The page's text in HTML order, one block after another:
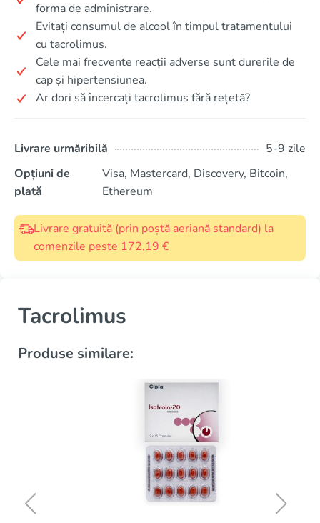
forma de administrare.
Evitați consumul de alcool în timpul tratamentului
cu tacrolimus.
Cele mai frecvente reacții adverse sunt durerile de
cap și hipertensiunea.
Ar dori să încercați tacrolimus fără rețetă?
Livrare urmăribilă
5-9 zile
Opțiuni de
plată
Visa, Mastercard, Discovery, Bitcoin,
Ethereum
Livrare gratuită (prin poștă aeriană standard) la
comenzile peste 172,19 €
Tacrolimus
Produse similare: